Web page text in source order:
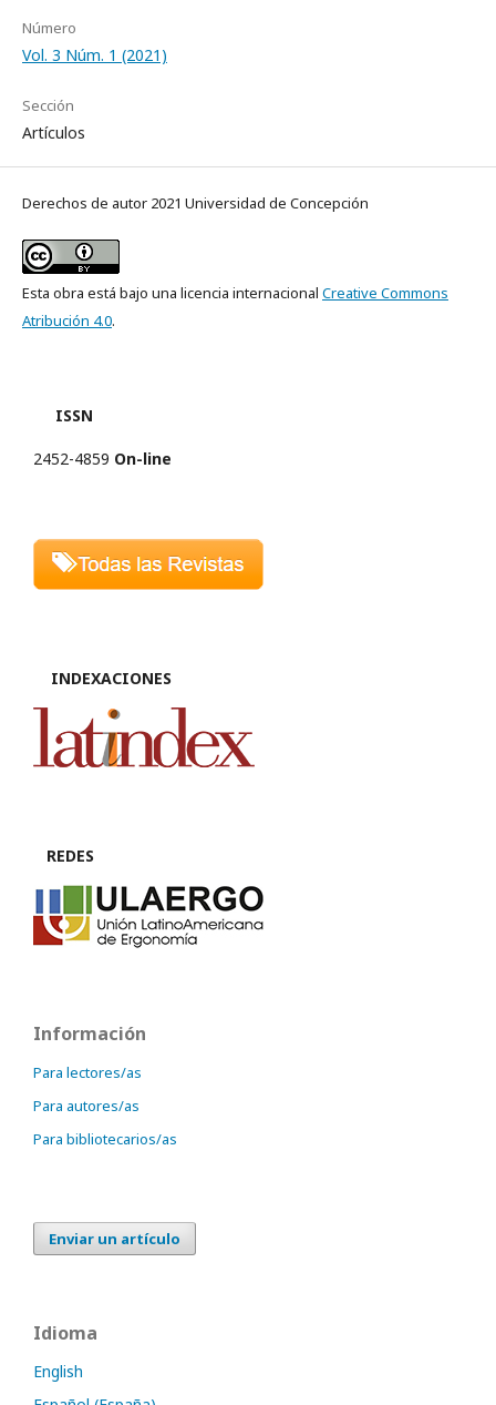
Número
Vol. 3 Núm. 1 (2021)
Sección
Artículos
Derechos de autor 2021 Universidad de Concepción
Esta obra está bajo una licencia internacional Creative Commons
Atribución 4.0.
ISSN
2452-4859 On-line
INDEXACIONES
REDES
Información
Para lectores/as
Para autores/as
Para bibliotecarios/as
Enviar un artículo
Idioma
English